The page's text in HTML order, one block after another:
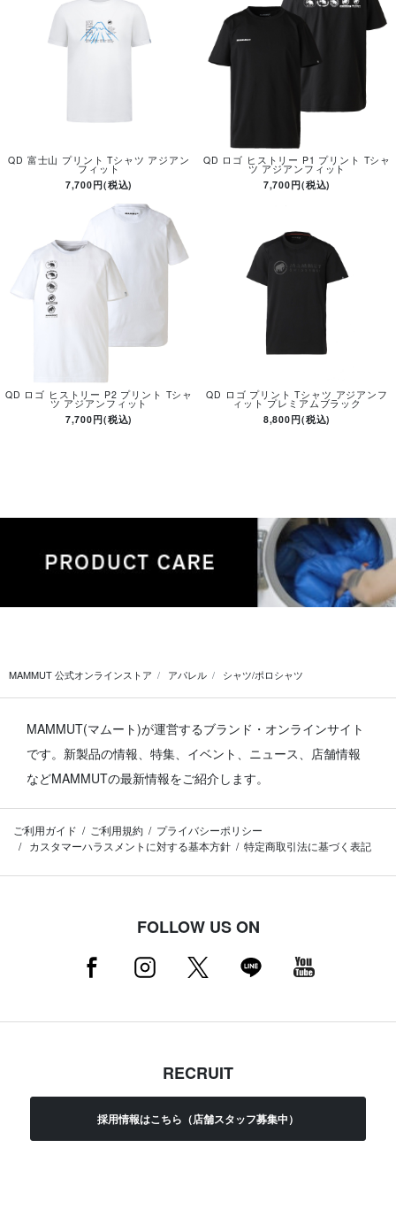
QD 富士山 プリント Tシャツ アジアン
フィット
7,700円(税込)
QD ロゴ ヒストリー P1 プリント Tシャ
ツ アジアンフィット
7,700円(税込)
QD ロゴ ヒストリー P2 プリント Tシャ
ツ アジアンフィット
7,700円(税込)
QD ロゴ プリント Tシャツ アジアンフ
ィット プレミアムブラック
8,800円(税込)
MAMMUT 公式オンラインストア アパレル シャツ/ポロシャツ
MAMMUT(マムート)が運営するブランド・オンラインサイト
です。 新製品の情報、特集、イベント、ニュース、店舗情報
などMAMMUTの最新情報をご紹介します。
ご利用ガイド ご利用規約
プライバシーポリシー
カスタマーハラスメントに対する基本方針
特定商取引法に基づく表記
FOLLOW US ON
RECRUIT
採用情報はこちら（店舗スタッフ募集中）